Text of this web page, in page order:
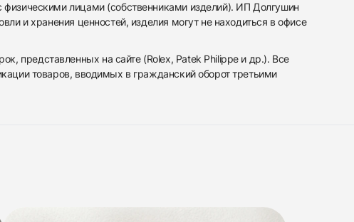
физическими лицами (собственниками изделий). ИП Долгушин
и хранения ценностей, изделия могут не находиться в офисе
представленных на сайте (Rolex, Patek Philippe и др.). Все
товаров, вводимых в гражданский оборот третьими